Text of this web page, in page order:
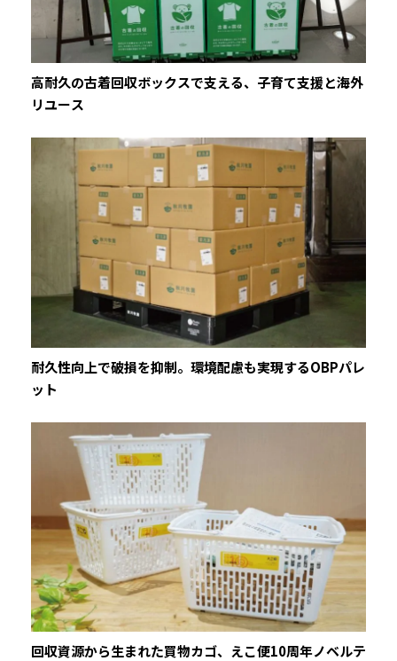
高耐久の古着回収ボックスで支える、子育て支援と海外
リユース
耐久性向上で破損を抑制。環境配慮も実現するOBPパレ
ット
回収資源から生まれた買物カゴ、えこ便10周年ノベルテ